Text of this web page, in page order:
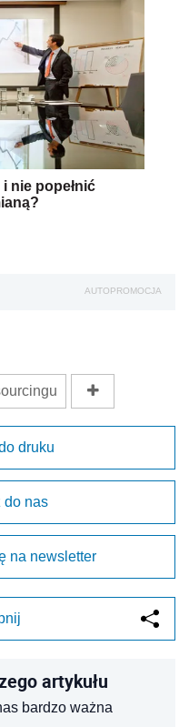
nie popełnić
AUTOPROMOCJA
druku
do nas
na newsletter
artykułu
bardzo ważna